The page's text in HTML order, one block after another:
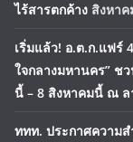
ไร้สารตกค้าง สิงหาค
เริ่มแล้ว! อ.ต.ก.แฟร์
ใจกลางมหานคร” ช
นี้ – 8 สิงหาคมนี้ ณ ล
ททท. ประกาศความ